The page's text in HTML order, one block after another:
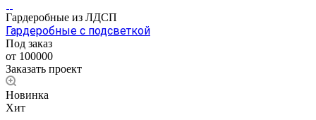
Гардеробные из ЛДСП
Гардеробные с подсветкой
Под заказ
от 100000
Заказать проект
Новинка
Хит